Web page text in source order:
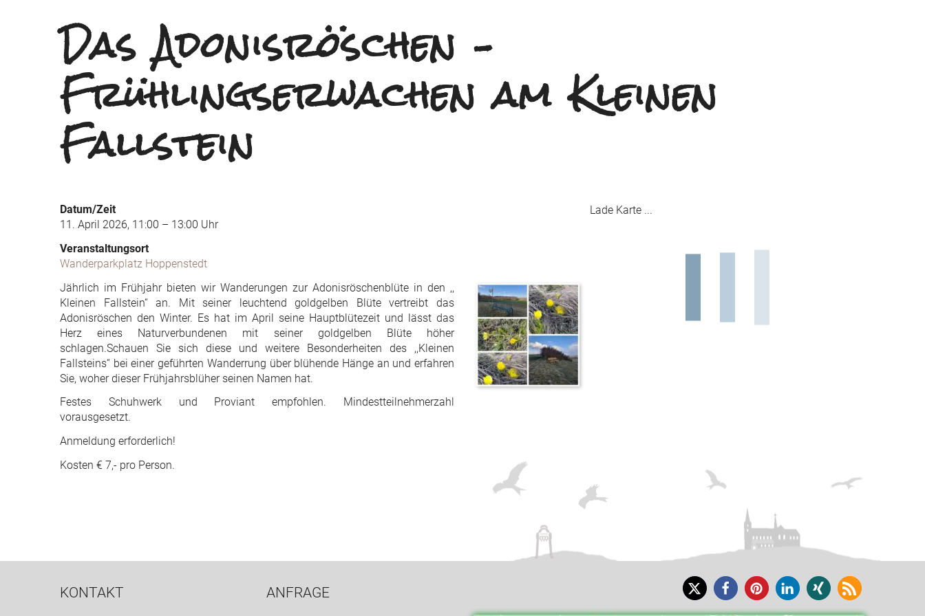
Das Adonisröschen –
Frühlingserwachen am Kleinen
Fallstein
Lade Karte ...
Datum/Zeit
11. April 2026, 11:00 – 13:00 Uhr
Veranstaltungsort
Wanderparkplatz Hoppenstedt
Jährlich im Frühjahr bieten wir Wanderungen zur Adonisröschenblüte in den ,,
Kleinen Fallstein“ an. Mit seiner leuchtend goldgelben Blüte vertreibt das
Adonisröschen den Winter. Es hat im April seine Hauptblütezeit und lässt das
Herz eines Naturverbundenen mit seiner goldgelben Blüte höher
schlagen.Schauen Sie sich diese und weitere Besonderheiten des ,,Kleinen
Fallsteins“ bei einer geführten Wanderrung über blühende Hänge an und erfahren
Sie, woher dieser Frühjahrsblüher seinen Namen hat.
Festes Schuhwerk und Proviant empfohlen. Mindestteilnehmerzahl
vorausgesetzt.
Anmeldung erforderlich!
Kosten € 7,- pro Person.
KONTAKT ANFRAGE